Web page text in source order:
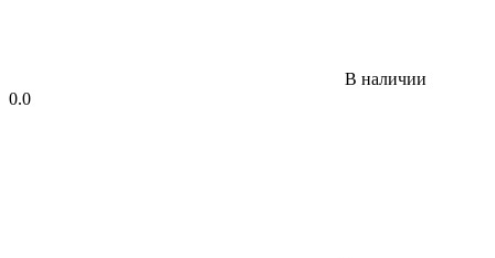
В наличии
0.0